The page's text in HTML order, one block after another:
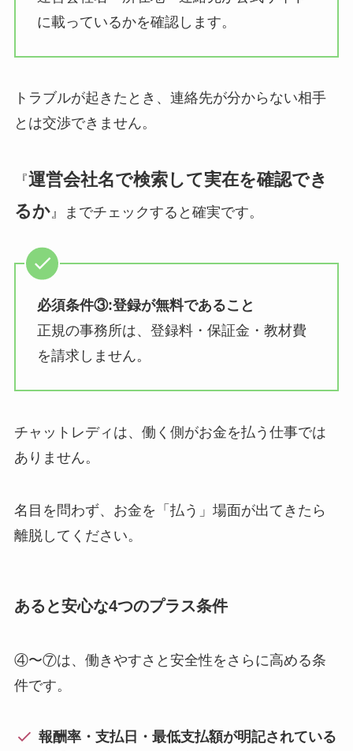
に載っているかを確認します。
トラブルが起きたとき、連絡先が分からない相手
とは交渉できません。
『運営会社名で検索して実在を確認でき
るか』までチェックすると確実です。
必須条件③:登録が無料であること
正規の事務所は、登録料・保証金・教材費
を請求しません。
チャットレディは、働く側がお金を払う仕事では
ありません。
名目を問わず、お金を「払う」場面が出てきたら
離脱してください。
あると安心な4つのプラス条件
④〜⑦は、働きやすさと安全性をさらに高める条
件です。
報酬率・支払日・最低支払額が明記されている